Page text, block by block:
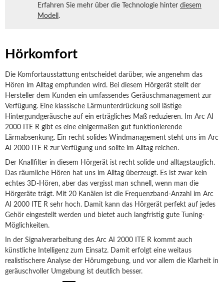
Erfahren Sie mehr über die Technologie hinter diesem
Modell .
Hörkomfort
Die Komfortausstattung entscheidet darüber, wie angenehm das
Hören im Alltag empfunden wird. Bei diesem Hörgerät stellt der
Hersteller dem Kunden ein umfassendes Geräuschmanagement zur
Verfügung. Eine klassische Lärmunterdrückung soll lästige
Hintergundgeräusche auf ein erträgliches Maß reduzieren. Im Arc AI
2000 ITE R gibt es eine einigermaßen gut funktionierende
Lärmabsenkung. Ein recht solides Windmanagement steht uns im Arc
AI 2000 ITE R zur Verfügung und sollte im Alltag reichen.
Der Knallfilter in diesem Hörgerät ist recht solide und alltagstauglich.
Das räumliche Hören hat uns im Alltag überzeugt. Es ist zwar kein
echtes 3D-Hören, aber das vergisst man schnell, wenn man die
Hörgeräte trägt. Mit 20 Kanälen ist die Frequenzband-Anzahl im Arc
AI 2000 ITE R sehr hoch. Damit kann das Hörgerät perfekt auf jedes
Gehör eingestellt werden und bietet auch langfristig gute Tuning-
Möglichkeiten.
In der Signalverarbeitung des Arc AI 2000 ITE R kommt auch
künstliche Intelligenz zum Einsatz. Damit erfolgt eine weitaus
realistischere Analyse der Hörumgebung, und vor allem die Klarheit in
geräuschvoller Umgebung ist deutlich besser.